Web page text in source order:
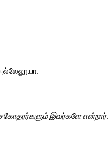
இவர்களே என்றார்.